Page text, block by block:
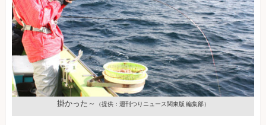
掛かった～ （提供：週刊つりニュース関東版 編集部）